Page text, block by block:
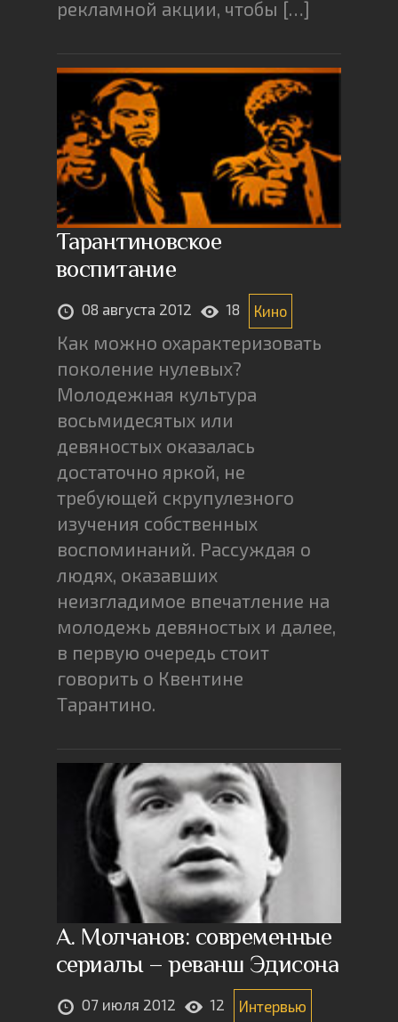
рекламной акции, чтобы […]
Тарантиновское
воспитание
08 августа 2012 18 Кино
Как можно охарактеризовать
поколение нулевых?
Молодежная культура
восьмидесятых или
девяностых оказалась
достаточно яркой, не
требующей скрупулезного
изучения собственных
воспоминаний. Рассуждая о
людях, оказавших
неизгладимое впечатление на
молодежь девяностых и далее,
в первую очередь стоит
говорить о Квентине
Тарантино.
А. Молчанов: современные
сериалы – реванш Эдисона
07 июля 2012 12 Интервью